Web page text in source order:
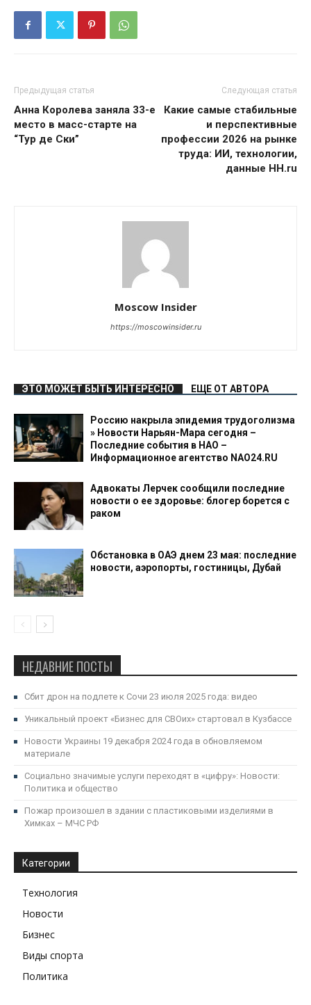
Предыдущая статья
Анна Королева заняла 33-е
место в масс-старте на
“Тур де Ски”
Следующая статья
Какие самые cтабильные
и перспективные
профессии 2026 на рынке
труда: ИИ, технологии,
данные HH.ru
Moscow Insider
https://moscowinsider.ru
ЭТО МОЖЕТ БЫТЬ ИНТЕРЕСНО ЕЩЕ ОТ АВТОРА
Россию накрыла эпидемия трудоголизма
» Новости Нарьян-Мара сегодня –
Последние события в НАО –
Информационное агентство NAO24.RU
Адвокаты Лерчек сообщили последние
новости о ее здоровье: блогер борется с
раком
Обстановка в ОАЭ днем 23 мая: последние
новости, аэропорты, гостиницы, Дубай
НЕДАВНИЕ ПОСТЫ
Сбит дрон на подлете к Сочи 23 июля 2025 года: видео
Уникальный проект «Бизнес для СВОих» стартовал в Кузбассе
Новости Украины 19 декабря 2024 года в обновляемом
материале
Социально значимые услуги переходят в «цифру»: Новости:
Политика и общество
Пожар произошел в здании с пластиковыми изделиями в
Химках – МЧС РФ
Категории
Технология
Новости
Бизнес
Виды спорта
Политика